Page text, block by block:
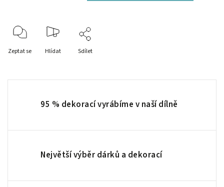
Zeptat se Hlídat Sdílet
95 % dekorací vyrábíme v naší dílně
Největší výběr dárků a dekorací